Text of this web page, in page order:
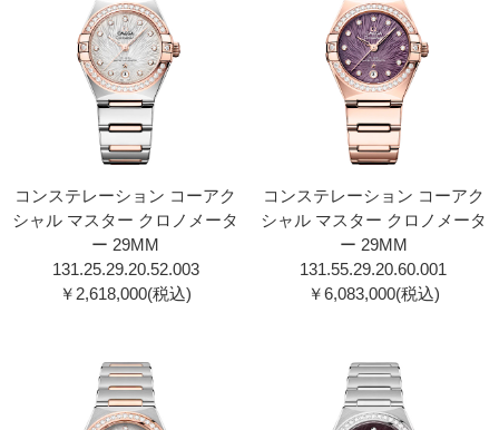
コンステレーション コーアク
シャル マスター クロノメータ
ー 29MM
131.25.29.20.52.00 3
￥2,618,000(税込)
コンステレーション コーアク
シャル マスター クロノメータ
ー 29MM
131.55.29.20.60.00 1
￥6,083,000(税込)